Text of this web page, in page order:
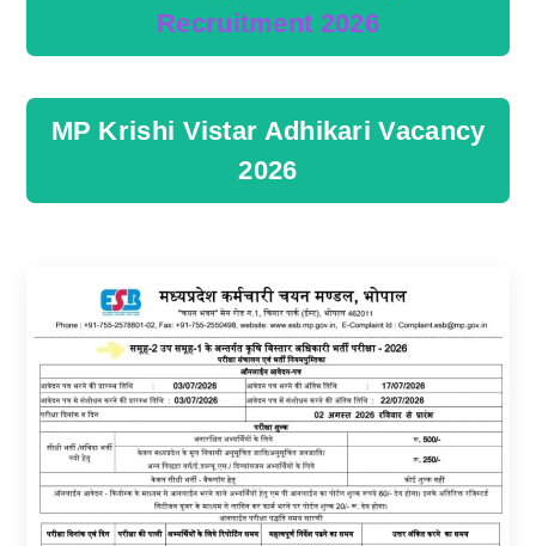
Recruitment 2026
MP Krishi Vistar Adhikari Vacancy
2026